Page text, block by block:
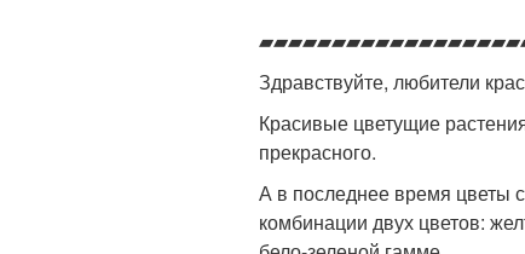
Здравствуйте, любители
Красивые цветущие
прекрасного.
А в последнее время цветы
комбинации двух цветов: